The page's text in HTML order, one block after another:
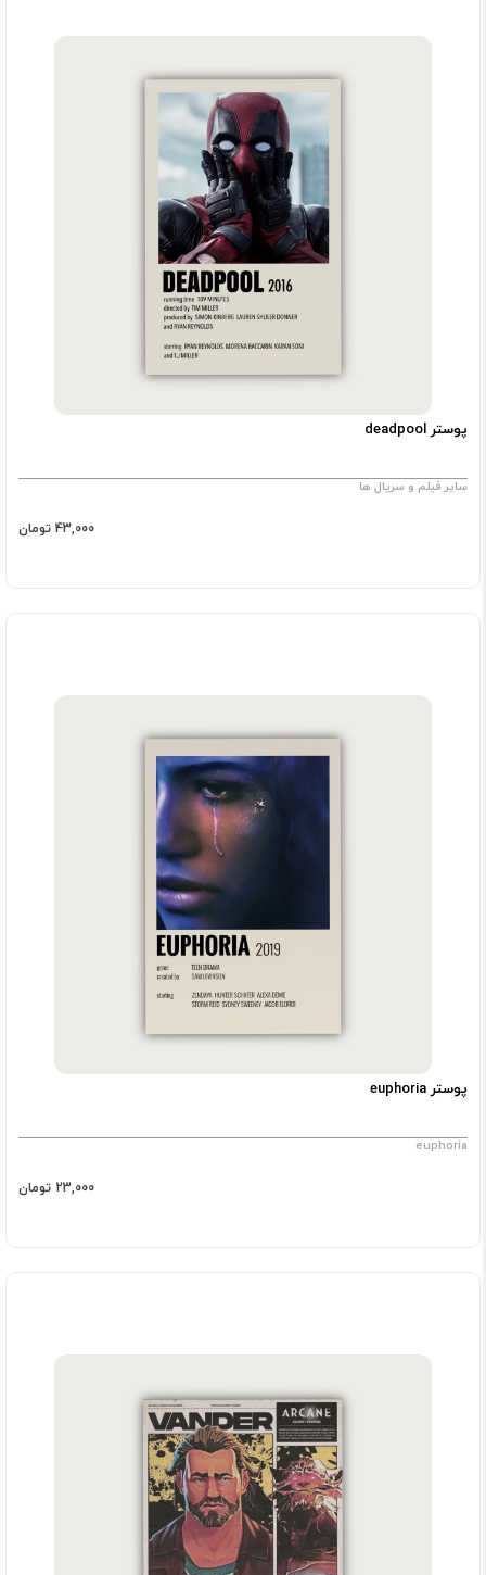
پوستر deadpool
سایر فیلم و سریال ها
43,000 تومان
پوستر euphoria
euphoria
23,000 تومان